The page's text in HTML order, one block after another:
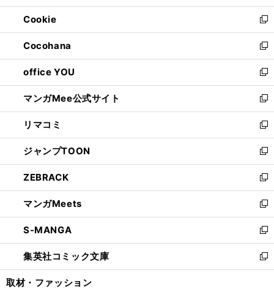
開
く
ウ
で
開
く
ン
ド
ウ
で
開
く
ウ
ィ
ン
ド
ウ
で
開
く
Cookie
新
し
い
ウ
ィ
ン
ド
ウ
で
開
く
Cocohana
新
し
い
ウ
ィ
ン
ド
ウ
で
開
く
office YOU
新
し
い
ウ
ィ
ン
ド
ウ
で
開
く
マンガMee公式サイト
新
し
い
ウ
ィ
ン
ド
ウ
で
開
く
リマコミ
新
し
い
ウ
ィ
ン
ド
ウ
で
開
く
ジャンプTOON
新
し
い
ウ
ィ
ン
ド
ウ
で
開
ZEBRACK
新
し
い
ウ
ィ
ン
ド
ウ
マンガMeets
新
し
い
ウ
ィ
ン
S-MANGA
新
し
い
ウ
集英社コミック文庫
新
し
取材・ファッション